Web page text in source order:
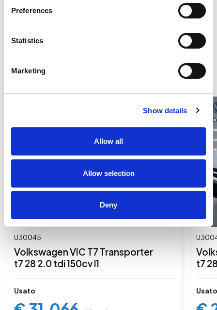
Preferences
Statistics
Marketing
Show details
Allow all
Allow selection
Deny
U30045
Volkswagen VIC T7 Transporter
t7 28 2.0 tdi 150cv l1
Usato
t7
Usato